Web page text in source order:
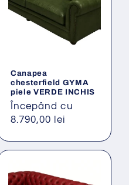
Canapea
chesterfield GYMA
piele VERDE INCHIS
Preț
obișnuit
Începând cu
8.790,00 lei